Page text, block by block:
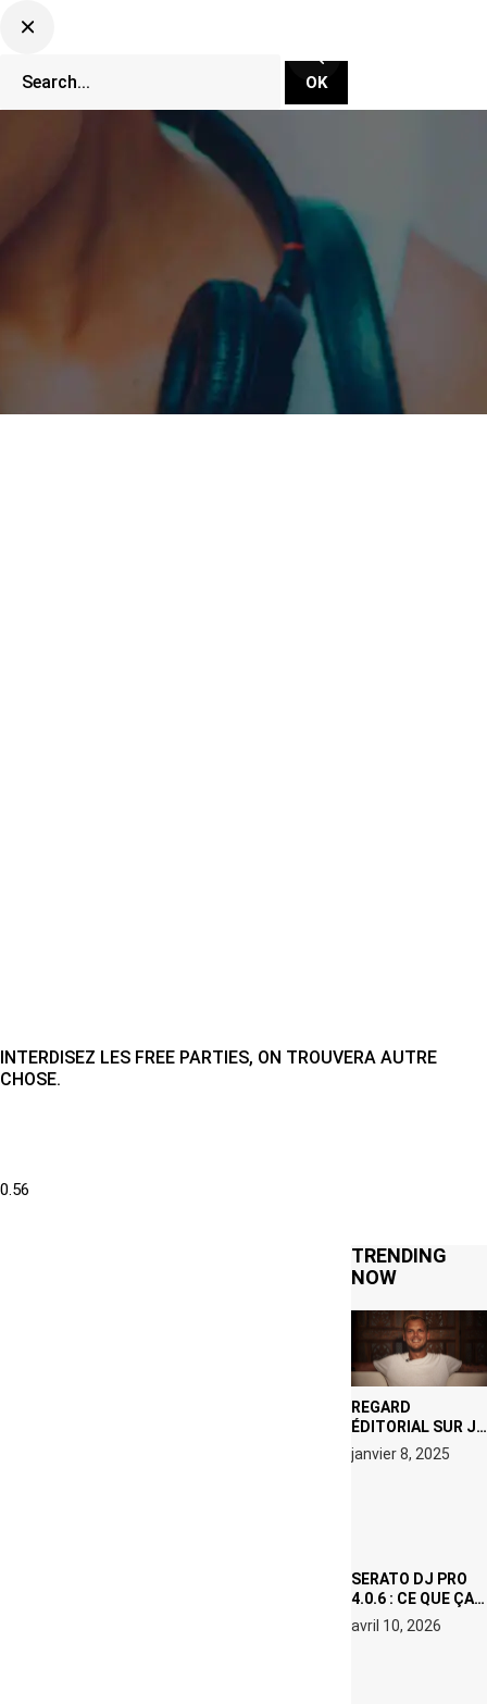
CLUBBING TV NETWORK
INTERDISEZ LES FREE PARTIES, ON TROUVERA AUTRE
CHOSE.
TRENDING
NOW
REGARD
ÉDITORIAL SUR JE
M’APPELLE TIM
(NETFLIX) : AVICII,
janvier 8, 2025
SERATO DJ PRO
4.0.6 : CE QUE ÇA
CHANGE, MÊME SI
VOUS N’ÊTES NI
avril 10, 2026